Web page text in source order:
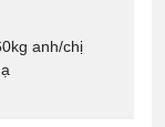
anh/chị